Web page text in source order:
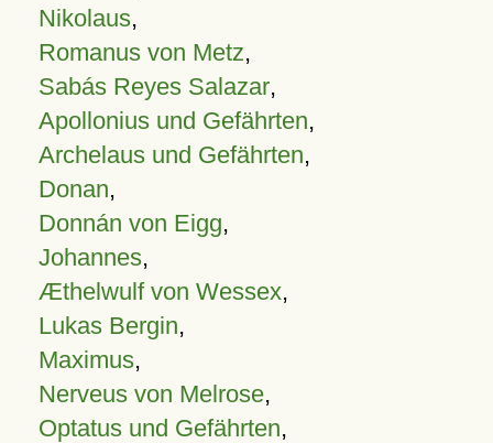
Nikolaus,
Romanus von Metz,
Sabás Reyes Salazar,
Apollonius und Gefährten,
Archelaus und Gefährten,
Donan,
Donnán von Eigg,
Johannes,
Æthelwulf von Wessex,
Lukas Bergin,
Maximus,
Nerveus von Melrose,
Optatus und Gefährten,